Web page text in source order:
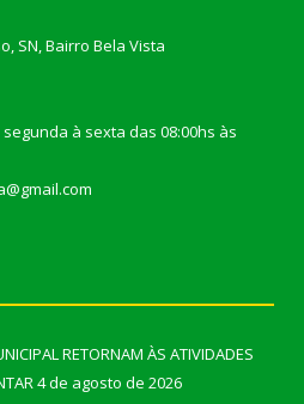
SN, Bairro Bela Vista
à sexta das 08:00hs às
RETORNAM ÀS ATIVIDADES
4 de agosto de 2026